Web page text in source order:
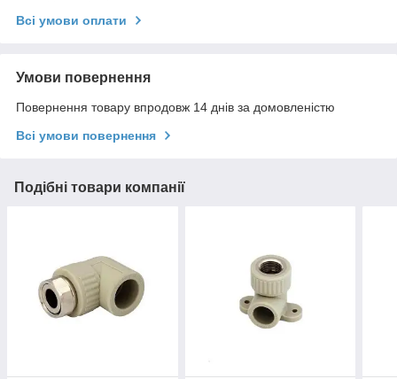
Всі умови оплати
Умови повернення
Повернення товару впродовж 14 днів за домовленістю
Всі умови повернення
Подібні товари компанії